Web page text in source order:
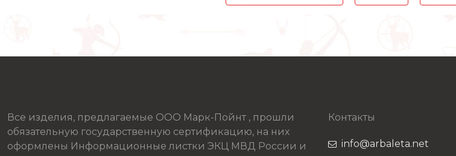
Все изделия, предлагаемые ООО Марк-Пойнт , прошли
обязательную государственную сертификацию, на них
оформлены Информационные листки ЭКЦ МВД России и
Контакты
info@arbaleta.net